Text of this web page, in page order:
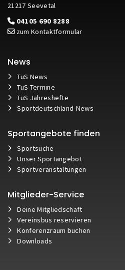
21217 Seevetal
04105 690 8288
zum Kontaktformular
News
TuS News
TuS Termine
TuS Jahreshefte
Sportdeutschland-News
Sportangebote finden
Sportsuche
Unser Sportangebot
Sportveranstaltungen
Mitglieder-Service
Deine Mitgliedschaft
Vereinsbus reservieren
Konferenzraum buchen
Downloads